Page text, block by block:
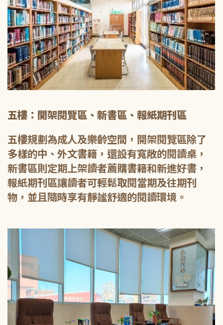
五樓：開架閱覽區、新書區、報紙期刊區
五樓規劃為成人及樂齡空間，開架閱覽區除了
多樣的中、外文書籍，還設有寬敞的閱讀桌，
新書區則定期上架讀者薦購書籍和新進好書，
報紙期刊區讓讀者可輕鬆取閱當期及往期刊
物，並且隨時享有靜謐舒適的閱讀環境。